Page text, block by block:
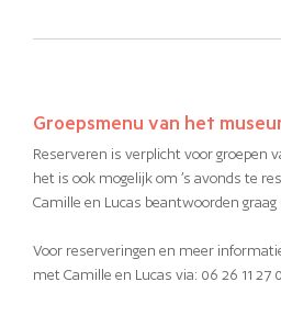
Groepsmenu van het
Reserveren is verplicht voor groepen
het is ook mogelijk om ’s avonds te
Camille en Lucas beantwoorden
Voor reserveringen en meer
met Camille en Lucas via: 06 26 11 27